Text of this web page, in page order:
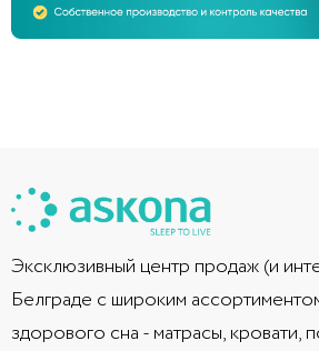
Эксклюзивный центр продаж (и
Белграде с широким
здорового сна - матрасы, кровати,